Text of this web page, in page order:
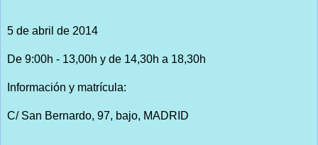
5 de abril de 2014
De 9:00h - 13,00h y de 14,30h a 18,30h
Información y matrícula:
C/ San Bernardo, 97, bajo, MADRID